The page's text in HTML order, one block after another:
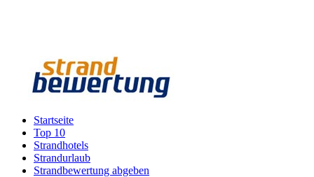
Startseite
Top 10
Strandhotels
Strandurlaub
Strandbewertung abgeben